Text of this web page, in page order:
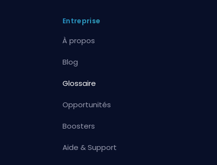
Entreprise
À propos
Blog
Glossaire
Opportunités
Boosters
Aide & Support